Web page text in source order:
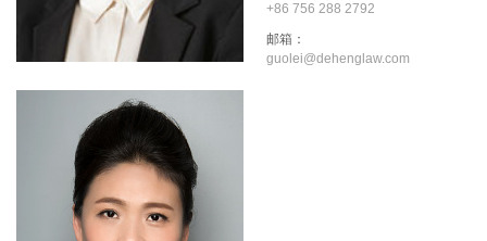
+86 756 288 2792
邮箱：
guolei@dehenglaw.com